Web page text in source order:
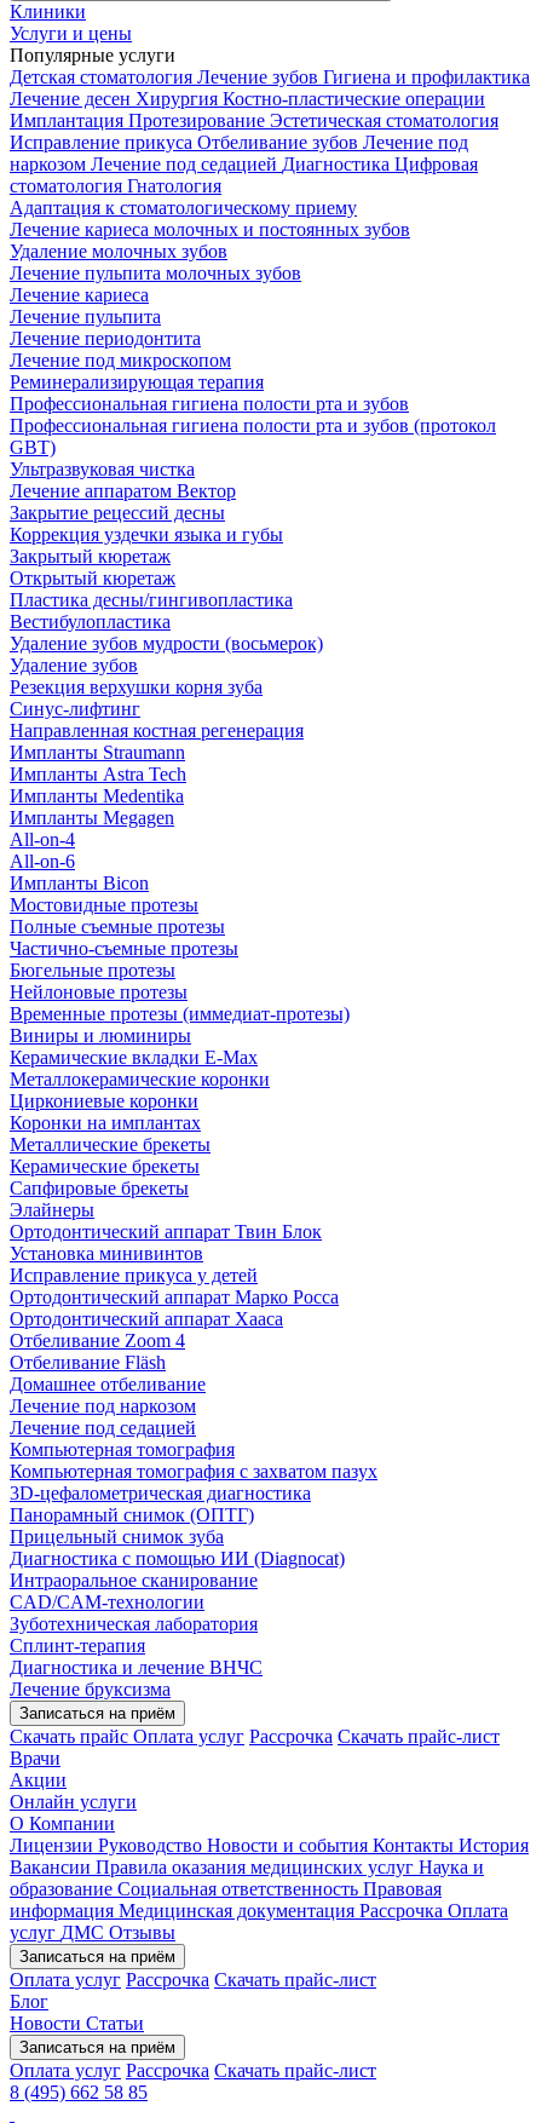
Клиники
Услуги и цены
Популярные услуги
Детская стоматология Лечение зубов Гигиена и профилактика
Лечение десен Хирургия Костно-пластические операции
Имплантация Протезирование Эстетическая стоматология
Исправление прикуса Отбеливание зубов Лечение под
наркозом Лечение под седацией Диагностика Цифровая
стоматология Гнатология
Адаптация к стоматологическому приему
Лечение кариеса молочных и постоянных зубов
Удаление молочных зубов
Лечение пульпита молочных зубов
Лечение кариеса
Лечение пульпита
Лечение периодонтита
Лечение под микроскопом
Реминерализирующая терапия
Профессиональная гигиена полости рта и зубов
Профессиональная гигиена полости рта и зубов (протокол
GBT)
Ультразвуковая чистка
Лечение аппаратом Вектор
Закрытие рецессий десны
Коррекция уздечки языка и губы
Закрытый кюретаж
Открытый кюретаж
Пластика десны/гингивопластика
Вестибулопластика
Удаление зубов мудрости (восьмерок)
Удаление зубов
Резекция верхушки корня зуба
Синус-лифтинг
Направленная костная регенерация
Импланты Straumann
Импланты Astra Tech
Импланты Medentika
Импланты Megagen
All-on-4
All-on-6
Импланты Bicon
Мостовидные протезы
Полные съемные протезы
Частично-съемные протезы
Бюгельные протезы
Нейлоновые протезы
Временные протезы (иммедиат-протезы)
Виниры и люминиры
Керамические вкладки E-Max
Металлокерамические коронки
Циркониевые коронки
Коронки на имплантах
Металлические брекеты
Керамические брекеты
Сапфировые брекеты
Элайнеры
Ортодонтический аппарат Твин Блок
Установка минивинтов
Исправление прикуса у детей
Ортодонтический аппарат Марко Росса
Ортодонтический аппарат Хааса
Отбеливание Zoom 4
Отбеливание Fläsh
Домашнее отбеливание
Лечение под наркозом
Лечение под седацией
Компьютерная томография
Компьютерная томография с захватом пазух
3D-цефалометрическая диагностика
Панорамный снимок (ОПТГ)
Прицельный снимок зуба
Диагностика с помощью ИИ (Diagnocat)
Интраоральное сканирование
CAD/CAM-технологии
Зуботехническая лаборатория
Сплинт-терапия
Диагностика и лечение ВНЧС
Лечение бруксизма
Записаться на приём
Скачать прайс Оплата услуг Рассрочка Скачать прайс-лист
Врачи
Акции
Онлайн услуги
О Компании
Лицензии Руководство Новости и события Контакты История
Вакансии Правила оказания медицинских услуг Наука и
образование Социальная ответственность Правовая
информация Медицинская документация Рассрочка Оплата
услуг ДМС Отзывы
Записаться на приём
Оплата услуг Рассрочка Скачать прайс-лист
Блог
Новости Статьи
Записаться на приём
Оплата услуг Рассрочка Скачать прайс-лист
8 (495) 662 58 85